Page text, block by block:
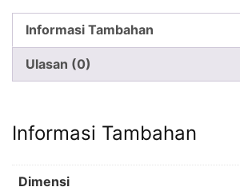
Informasi Tambahan
Ulasan (0)
Informasi Tambahan
Dimensi